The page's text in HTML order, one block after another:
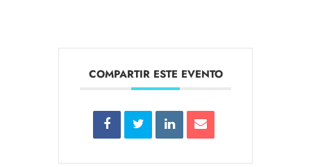
COMPARTIR ESTE EVENTO